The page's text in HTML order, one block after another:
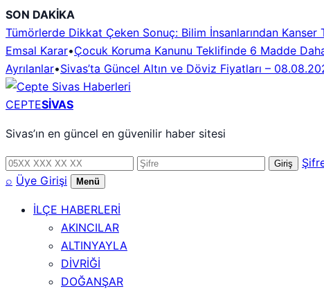
İçeriğe
geç
SON DAKİKA
Tümörlerde Dikkat Çeken Sonuç: Bilim İnsanlarından Kanser
Emsal Karar•Çocuk Koruma Kanunu Teklifinde 6 Madde
Ayrılanlar•Sivas’ta Güncel Altın ve Döviz Fiyatları –
CEPTESİVAS
Sivas’ın en güncel en güvenilir haber sitesi
Telefon
numarası
Şifre Giriş
⌕ Üye Girişi Menü
İLÇE HABERLERİ
AKINCILAR
ALTINYAYLA
DİVRİĞİ
DOĞANŞAR